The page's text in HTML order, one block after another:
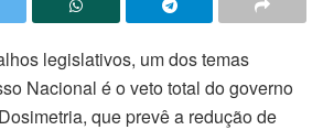
legislativos, um dos temas
Nacional é o veto total do governo
que prevê a redução de